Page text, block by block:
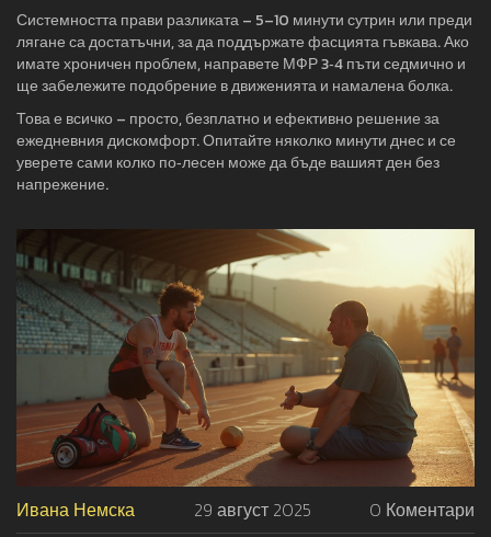
Системността прави разликата – 5–10 минути сутрин или преди
лягане са достатъчни, за да поддържате фасцията гъвкава. Ако
имате хроничен проблем, направете МФР 3‑4 пъти седмично и
ще забележите подобрение в движенията и намалена болка.
Това е всичко – просто, безплатно и ефективно решение за
ежедневния дискомфорт. Опитайте няколко минути днес и се
уверете сами колко по‑лесен може да бъде вашият ден без
напрежение.
Ивана Немска 29 август 2025 0 Коментари